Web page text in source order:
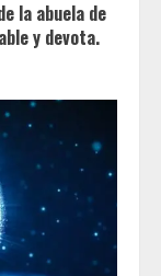
la abuela de
y devota.